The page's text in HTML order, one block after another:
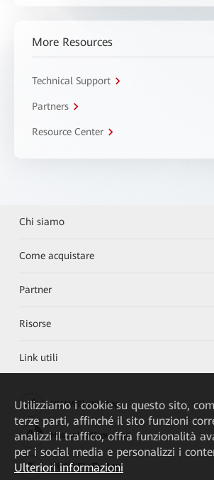
More Resources
Technical Support
Partners
Resource Center
Chi siamo
Come acquistare
Partner
Risorse
Link utili
HUAWEI eKit App
Huawei HiKnow App
HUAWEI eFly App
Utilizziamo i cookie su questo sito,
terze parti, affinché il sito funzioni
analizzi il traffico, offra funzionalità
per i social media e personalizzi i
Ulteriori informazioni